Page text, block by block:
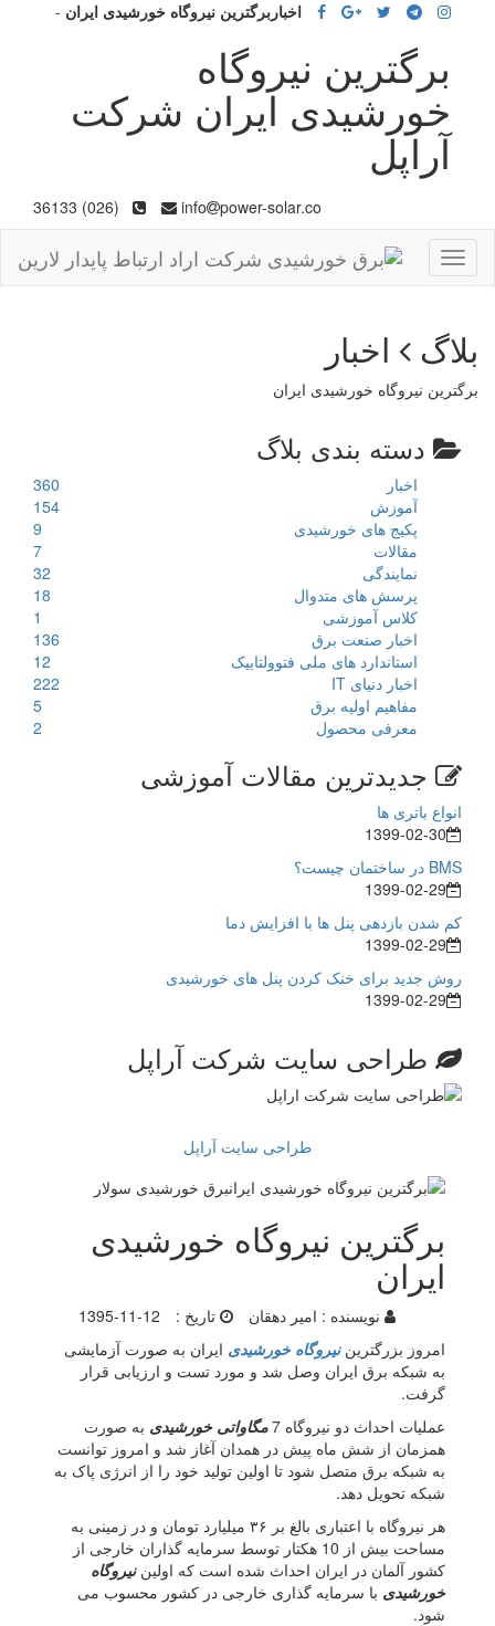
اخباربرگترین نیروگاه خورشیدی ایران -
برگترین نیروگاه
خورشیدی ایران شرکت
آراپل
info power-solar.co
(026) 36133
Toggle
navigation
بلاگ اخبار
برگترین نیروگاه خورشیدی ایران
دسته بندی بلاگ
اخبار
360
آموزش
154
پکیج های خورشیدی
9
مقالات
7
نمایندگی
32
پرسش های متدوال
18
کلاس آموزشی
1
اخبار صنعت برق
136
استاندارد های ملی فتوولتاییک
12
اخبار دنیای IT
222
مفاهیم اولیه برق
5
معرفی محصول
2
جدیدترین مقالات آموزشی
انواع باتری ها
1399-02-30
BMS در ساختمان چیست؟
1399-02-29
کم شدن بازدهی پنل ها با افزایش دما
1399-02-29
روش جدید برای خنک کردن پنل های خورشیدی
1399-02-29
طراحی سایت شرکت آراپل
طراحی سایت آراپل
برگترین نیروگاه خورشیدی
ایران
نویسنده : امیر دهقان تاریخ :
1395-11-12
امروز بزرگتریننیروگاه خورشیدی ایران به صورت آزمایشی
به شبکه برق ایران وصل شد و مورد تست و ارزیابی قرار
گرفت.
عملیات احداث دو نیروگاه 7
مگاواتی خورشیدی به صورت
همزمان از شش ماه پیش در همدان آغاز شد و امروز توانست
به شبکه برق متصل شود تا اولین تولید خود را از انرژی پاک به
شبکه تحویل دهد.
هر نیروگاه با اعتباری بالغ بر ۳۶ میلیارد تومان و در زمینی به
مساحت بیش از 10 هکتار توسط سرمایه گذاران خارجی از
کشور آلمان در ایران احداث شده است که اولیننیروگاه
خورشیدی با سرمایه گذاری خارجی در کشور محسوب می
شود.